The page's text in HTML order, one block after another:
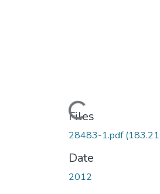
Loading...
Files
28483-1.pdf
Date
2012